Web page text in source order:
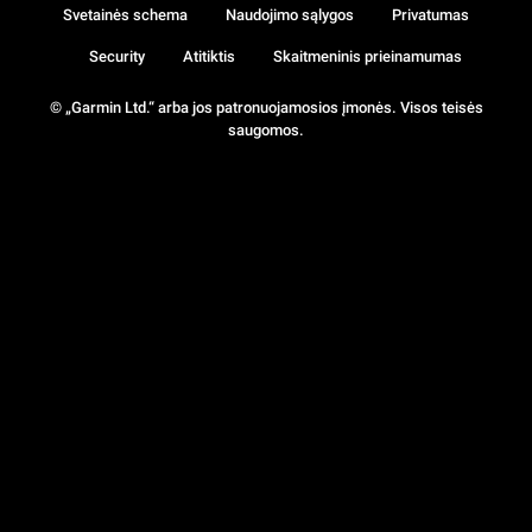
© „Garmin Ltd.“ arba jos patronuojamosios įmonės. Visos teisės
saugomos.
Svetainės schema Naudojimo sąlygos Privatumas
Security Atitiktis Skaitmeninis prieinamumas